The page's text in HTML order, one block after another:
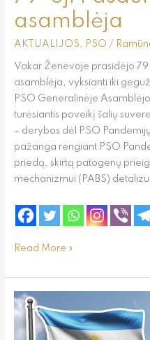
asamblėja
AKTUALIJOS PSO /
Vakar Ženevoje prasidėjo
asamblėja, vyksianti iki
PSO Generalinėje
turėsiantis poveikį šalių
– derybos dėl PSO
pažanga rengiant PSO
priedą, skirtą patogenų
mechanizmui (PABS)
Read More »
Ar
bus
leista